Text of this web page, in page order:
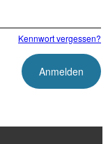
Kennwort vergessen?